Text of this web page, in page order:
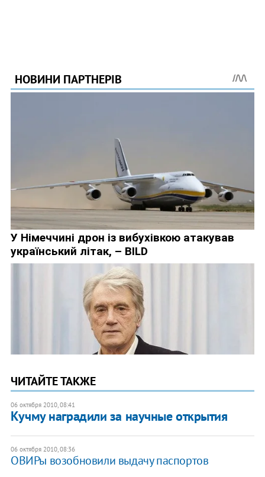
ЧИТАЙТЕ ТАКЖЕ
06 октября 2010, 08:41
Кучму наградили за научные открытия
06 октября 2010, 08:36
ОВИРы возобновили выдачу паспортов